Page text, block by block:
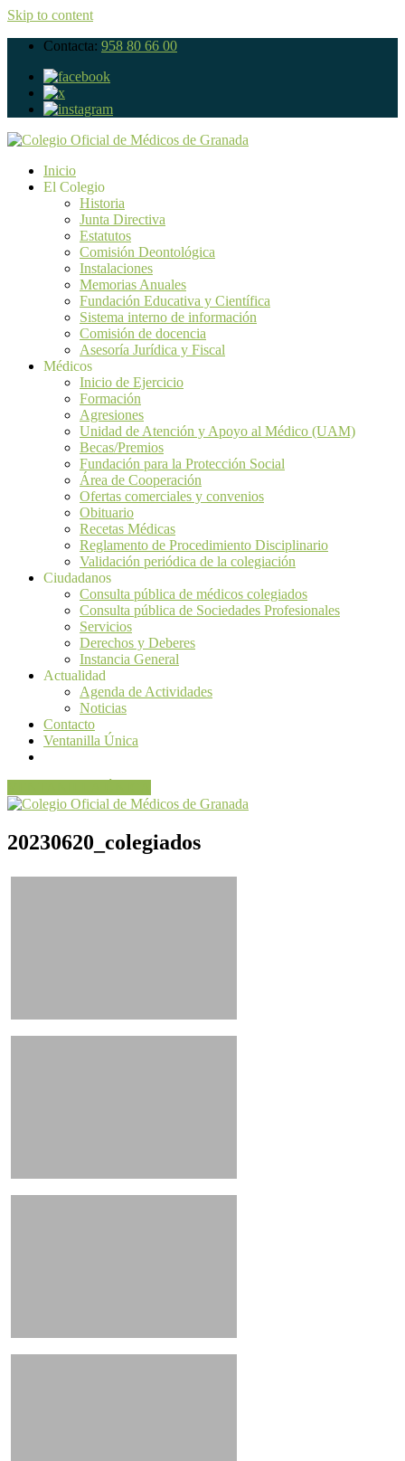
Skip to content
Contacta: 958 80 66 00
Inicio
El Colegio
Historia
Junta Directiva
Estatutos
Comisión Deontológica
Instalaciones
Memorias Anuales
Fundación Educativa y Científica
Sistema interno de información
Comisión de docencia
Asesoría Jurídica y Fiscal
Médicos
Inicio de Ejercicio
Formación
Agresiones
Unidad de Atención y Apoyo al Médico (UAM)
Becas/Premios
Fundación para la Protección Social
Área de Cooperación
Ofertas comerciales y convenios
Obituario
Recetas Médicas
Reglamento de Procedimiento Disciplinario
Validación periódica de la colegiación
Ciudadanos
Consulta pública de médicos colegiados
Consulta pública de Sociedades Profesionales
Servicios
Derechos y Deberes
Instancia General
Actualidad
Agenda de Actividades
Noticias
Contacto
Ventanilla Única
20230620_colegiados